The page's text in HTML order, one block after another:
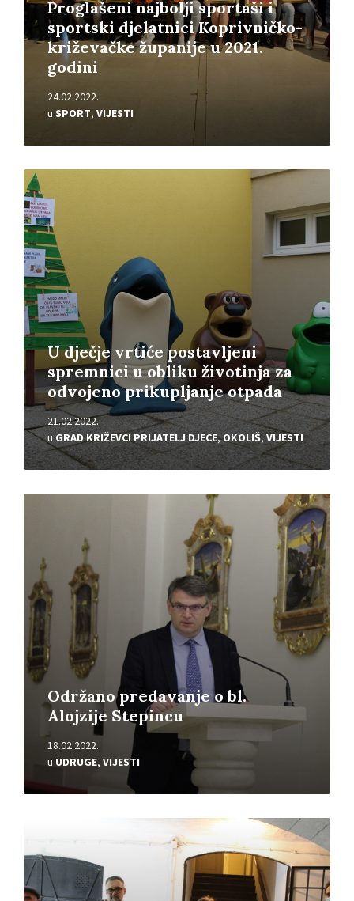
Proglašeni najbolji sportaši i
sportski djelatnici Koprivničko-
križevačke županije u 2021.
godini
24.02.2022.
u SPORT, VIJESTI
U dječje vrtiće postavljeni
spremnici u obliku životinja za
odvojeno prikupljanje otpada
21.02.2022.
uGRAD KRIŽEVCI PRIJATELJ DJECE,OKOLIŠ,VIJESTI
Pročitajte
više
Održano predavanje o bl.
Alojzije Stepincu
18.02.2022.
u UDRUGE, VIJESTI
Pročitajte